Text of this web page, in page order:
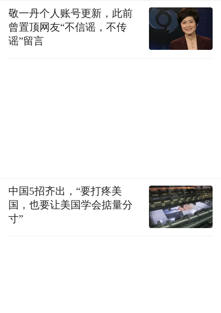
敬一丹个人账号更新，此前
曾置顶网友“不信谣，不传
谣”留言
中国5招齐出，“要打疼美
国，也要让美国学会掂量分
寸”